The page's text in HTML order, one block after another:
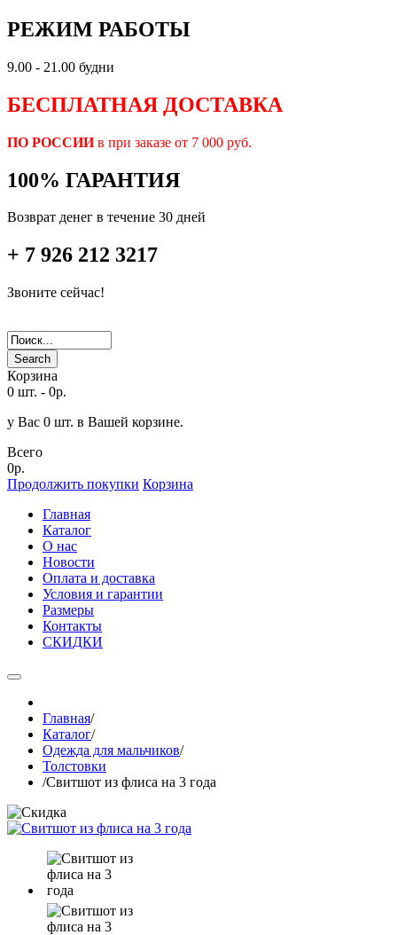
РЕЖИМ РАБОТЫ
9.00 - 21.00 будни
БЕСПЛАТНАЯ ДОСТАВКА
ПО РОССИИв при заказе от 7 000 руб.
100% ГАРАНТИЯ
Возврат денег в течение 30 дней
+ 7 926 212 3217
Звоните сейчас!
Search
Корзина
0 шт. - 0р.
у Вас 0 шт. в Вашей корзине.
Всего
0р.
Продолжить покупки Корзина
Главная
Каталог
О нас
Новости
Оплата и доставка
Условия и гарантии
Размеры
Контакты
СКИДКИ
Главная/
Каталог/
Одежда для мальчиков/
Толстовки
/Свитшот из флиса на 3 года